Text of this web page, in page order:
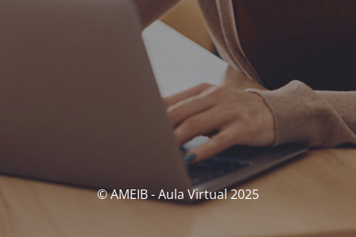
© AMEIB - Aula Virtual 2025